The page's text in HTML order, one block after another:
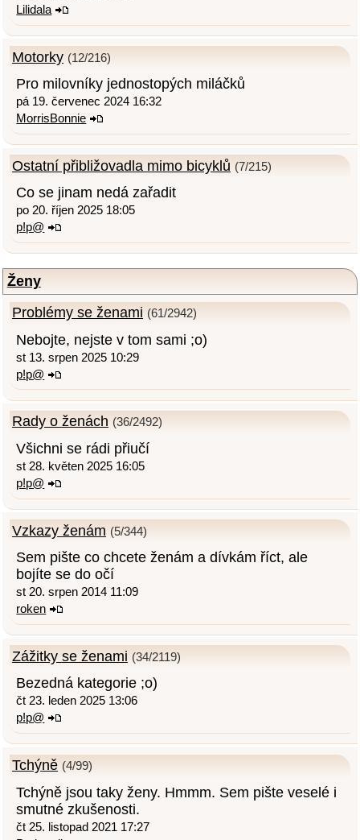
Lilidala
Motorky (12/216)
Pro milovníky jednostopých miláčků
pá 19. červenec 2024 16:32
MorrisBonnie
Ostatní přibližovadla mimo bicyklů (7/215)
Co se jinam nedá zařadit
po 20. říjen 2025 18:05
p!p@
Ženy
Problémy se ženami (61/2942)
Nebojte, nejste v tom sami ;o)
st 13. srpen 2025 10:29
p!p@
Rady o ženách (36/2492)
Všichni se rádi přiučí
st 28. květen 2025 16:05
p!p@
Vzkazy ženám (5/344)
Sem pište co chcete ženám a dívkám říct, ale
bojíte se do očí
st 20. srpen 2014 11:09
roken
Zážitky se ženami (34/2119)
Bezedná kategorie ;o)
čt 23. leden 2025 13:06
p!p@
Tchýně (4/99)
Tchýně jsou taky ženy. Hmmm. Sem pište veselé i
smutné zkušenosti.
čt 25. listopad 2021 17:27